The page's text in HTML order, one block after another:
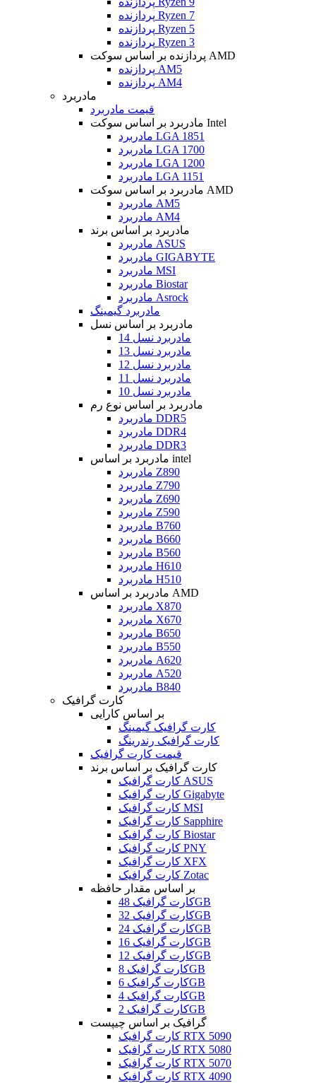
پردازنده Ryzen 7
پردازنده Ryzen 5
پردازنده Ryzen 3
پردازنده بر اساس سوکت AMD
پردازنده AM5
پردازنده AM4
مادربرد
قیمت مادربرد
مادربرد بر اساس سوکت Intel
مادربرد LGA 1851
مادربرد LGA 1700
مادربرد LGA 1200
مادربرد LGA 1151
مادربرد بر اساس سوکت AMD
مادربرد AM5
مادربرد AM4
مادربرد بر اساس برند
مادربرد ASUS
مادربرد GIGABYTE
مادربرد MSI
مادربرد Biostar
مادربرد Asrock
مادربرد گیمینگ
مادربرد بر اساس نسل
مادربرد نسل 14
مادربرد نسل 13
مادربرد نسل 12
مادربرد نسل 11
مادربرد نسل 10
مادربرد بر اساس نوع رم
مادربرد DDR5
مادربرد DDR4
مادربرد DDR3
مادربرد بر اساس intel
مادربرد Z890
مادربرد Z790
مادربرد Z690
مادربرد Z590
مادربرد B760
مادربرد B660
مادربرد B560
مادربرد H610
مادربرد H510
مادربرد بر اساس AMD
مادربرد X870
مادربرد X670
مادربرد B650
مادربرد B550
مادربرد A620
مادربرد A520
مادربرد B840
کارت گرافیک
بر اساس کارایی
کارت گرافیک گیمینگ
کارت گرافیک رندرینگ
قیمت کارت گرافیک
کارت گرافیک بر اساس برند
کارت گرافیک ASUS
کارت گرافیک Gigabyte
کارت گرافیک MSI
کارت گرافیک Sapphire
کارت گرافیک Biostar
کارت گرافیک PNY
کارت گرافیک XFX
کارت گرافیک Zotac
بر اساس مقدار حافظه
کارت گرافیک 48GB
کارت گرافیک 32GB
کارت گرافیک 24GB
کارت گرافیک 16GB
کارت گرافیک 12GB
کارت گرافیک 8GB
کارت گرافیک 6GB
کارت گرافیک 4GB
کارت گرافیک 2GB
گرافیک بر اساس چیپست
کارت گرافیک RTX 5090
کارت گرافیک RTX 5080
کارت گرافیک RTX 5070
کارت گرافیک RTX 4090